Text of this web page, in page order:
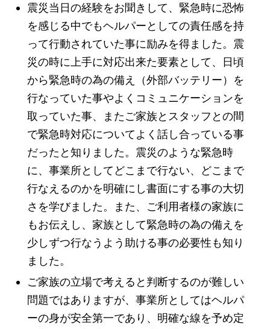
震災当日の経験をお聞きして、緊急時に恐怖
を感じる中でもヘルパーとしての責任感を持
って行動されていた事に励みを得ました。震
災の時に上手に対応出来た要素として、日頃
から緊急時の為の備え（外部バッテリー）を
行なっていた事やよくコミュニケーションを
取っていた事、またご家族とスタッフとの間
で緊急時対応についてよく話し合っている事
だったと知りました。震災のような緊急時
に、事業所としてどこまで行ない、どこまで
行なえるのかを明確にし書面にする事の大切
さを学びました。また、ご利用者様の家族に
もお伝えし、家族として緊急時の為の備えを
少しずつ行なうよう助ける事の必要性も知り
ました。
ご家族の立場で考えると判断するのが難しい
問題ではありますが、事業所としてはヘルパ
ーの身が安全第一であり、明確な線を予め定